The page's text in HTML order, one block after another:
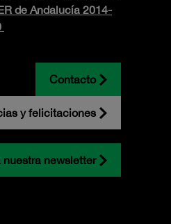
de Andalucía 2014-
Contacto
y felicitaciones
nuestra newsletter